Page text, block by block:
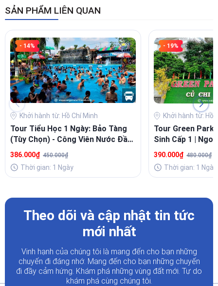
SẢN PHẨM LIÊN QUAN
- 14%
Khởi hành từ: Hồ Chí Minh
Tour Tiểu Học 1 Ngày: Bảo Tàng
(Tùy Chọn) - Công Viên Nước Đầm
Sen | TpHCM
386.000₫ 450.000₫
Thời gian: 1 Ngày
- 19%
Khởi hành từ: Hồ
Tour Green Park
Sinh Cấp 1 |
Ngày Từ TpHCM
390.000₫ 480.000₫
Thời gian: 1 Ngày
Theo dõi và cập nhật tin tức
mới nhất
Vinh hạnh của chúng tôi là mang đến cho bạn những
chuyến đi đáng nhớ. Mang đến cho bạn những chuyến
đi đầy cảm hứng. Khám phá những vùng đất mới. Tự do
khám phá cùng chúng tôi.